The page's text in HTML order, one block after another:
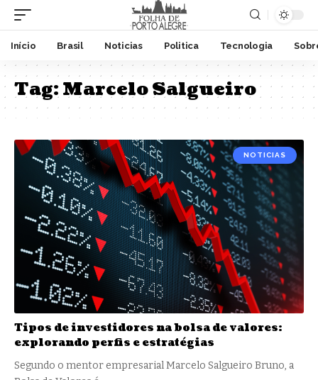
Início Brasil Noticias Politica Tecnologia
Tag:Marcelo Salgueiro
NOTICIAS
Tipos de investidores na bolsa de valores:
explorando perfis e estratégias
Segundo o mentor empresarial Marcelo Salgueiro Bruno, a